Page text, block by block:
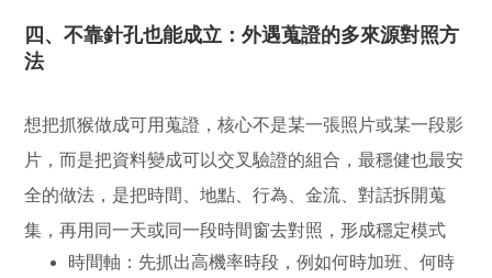
四、不靠針孔也能成立：外遇蒐證的多來源對照方
法
想把抓猴做成可用蒐證，核心不是某一張照片或某一段影
片，而是把資料變成可以交叉驗證的組合，最穩健也最安
全的做法，是把時間、地點、行為、金流、對話拆開蒐
集，再用同一天或同一段時間窗去對照，形成穩定模式
時間軸： 先抓出高機率時段，例如何時加班、何時